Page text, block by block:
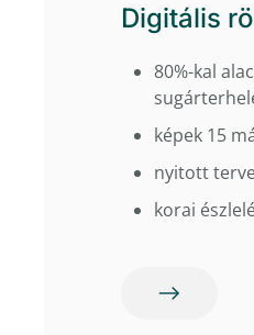
Digitális
80%-kal
képek 15
nyitott
korai